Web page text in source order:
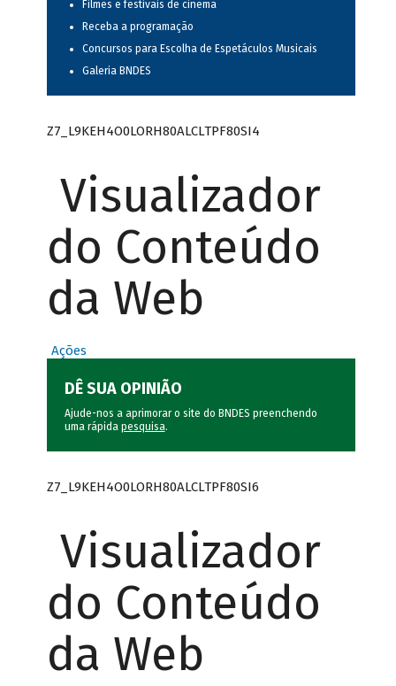
Filmes e festivais de cinema
Receba a programação
Concursos para Escolha de Espetáculos Musicais
Galeria BNDES
Z7_L9KEH4O0LORH80ALCLTPF80SI4
Visualizador
do Conteúdo
da Web
Ações
DÊ SUA OPINIÃO
Ajude-nos a aprimorar o site do BNDES preenchendo
uma rápida pesquisa.
Z7_L9KEH4O0LORH80ALCLTPF80SI6
Visualizador
do Conteúdo
da Web